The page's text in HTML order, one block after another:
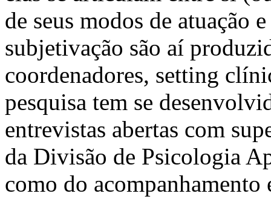
de seus modos de atuação
subjetivação são aí
coordenadores, setting
pesquisa tem se
entrevistas abertas com
da Divisão de Psicologia
como do